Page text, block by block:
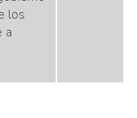
los
a